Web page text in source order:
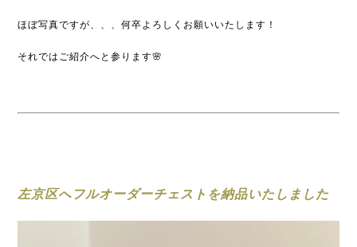
ほぼ写真ですが、、、何卒よろしくお願いいたします！
それではご紹介へと参ります🌸
左京区へフルオーダーチェストを納品いたしました